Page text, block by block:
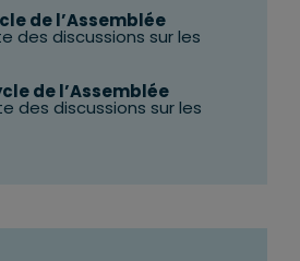
de l’Assemblée
des discussions sur les
de l’Assemblée
des discussions sur les